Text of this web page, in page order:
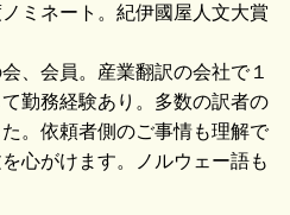
ミネート。紀伊國屋人文大賞
、会員。産業翻訳の会社で１
勤務経験あり。多数の訳者の
。依頼者側のご事情も理解で
心がけます。ノルウェー語も